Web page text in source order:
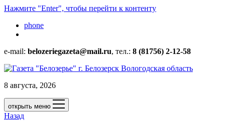
Нажмите "Enter", чтобы перейти к контенту
phone
e-mail: belozeriegazeta@mail.ru, тел.: 8 (81756) 2-12-58
8 августа, 2026
открыть меню
Назад